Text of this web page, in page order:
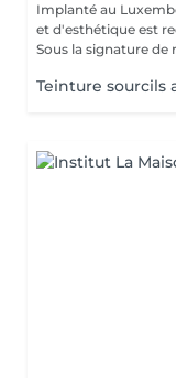
Implanté au
et d'esthétique est
Sous la signature de
Teinture sourcils